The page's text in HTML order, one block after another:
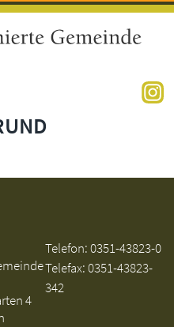
4
Telefon:0351-43823-0
Telefax: 0351-43823-
342